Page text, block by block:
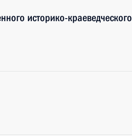
историко-краеведческого